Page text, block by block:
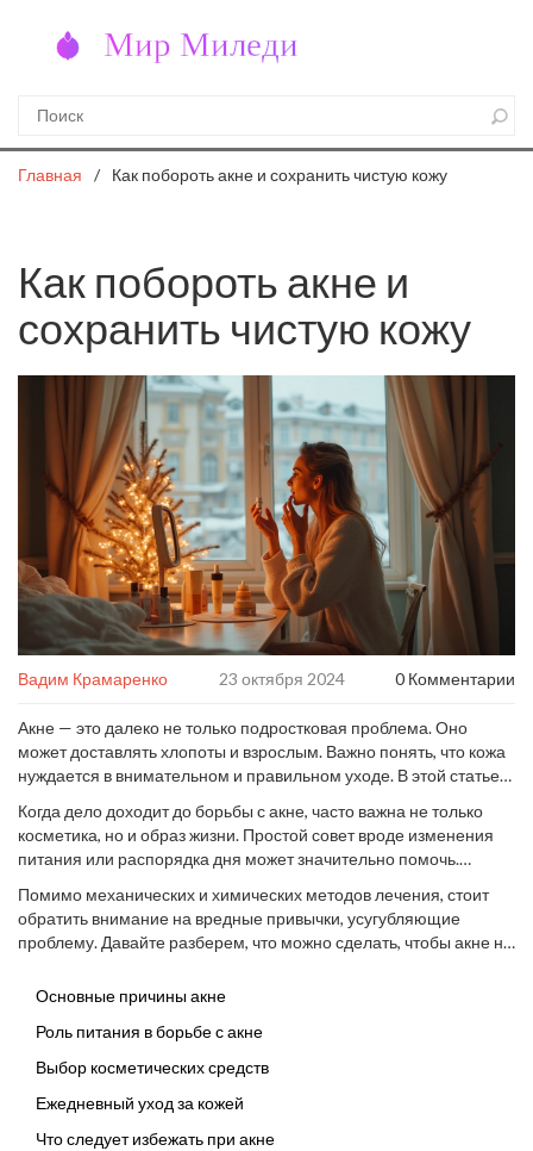
Главная Как побороть акне и сохранить чистую кожу
Как побороть акне и
сохранить чистую кожу
Вадим Крамаренко 23 октября 2024 0 Комментарии
Акне — это далеко не только подростковая проблема. Оно
может доставлять хлопоты и взрослым. Важно понять, что кожа
нуждается в внимательном и правильном уходе. В этой статье
какие шаги можно предпринять для улучшения здоровья кожи.
Когда дело доходит до борьбы с акне, часто важна не только
косметика, но и образ жизни. Простой совет вроде изменения
питания или распорядка дня может значительно помочь.
для ухода, которые действительно работают.
Помимо механических и химических методов лечения, стоит
обратить внимание на вредные привычки, усугубляющие
проблему. Давайте разберем, что можно сделать, чтобы акне не
Основные причины акне
Роль питания в борьбе с акне
Выбор косметических средств
Ежедневный уход за кожей
Что следует избежать при акне